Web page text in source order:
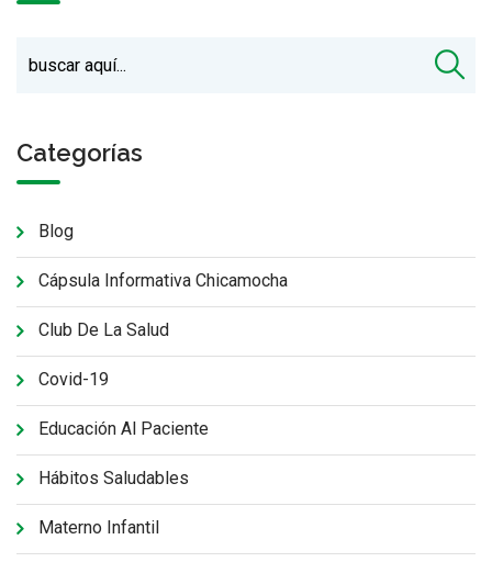
Categorías
Blog
Cápsula Informativa Chicamocha
Club De La Salud
Covid-19
Educación Al Paciente
Hábitos Saludables
Materno Infantil